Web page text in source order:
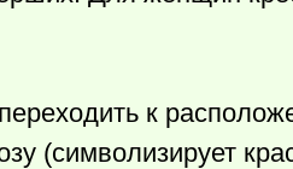
к
(символизирует